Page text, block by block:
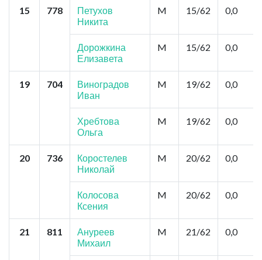
15 778
Петухов
Никита
M 15/62 0,0
Дорожкина
Елизавета
M 15/62 0,0
19 704
Виноградов
Иван
M 19/62 0,0
Хребтова
Ольга
M 19/62 0,0
20 736
Коростелев
Николай
M 20/62 0,0
Колосова
Ксения
M 20/62 0,0
21 811
Ануреев
Михаил
M 21/62 0,0